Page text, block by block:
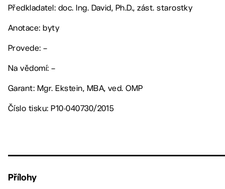
Předkladatel: doc. Ing. David, Ph.D., zást. starostky
Anotace: byty
Provede: –
Na vědomí: –
Garant: Mgr. Ekstein, MBA, ved. OMP
Číslo tisku: P10-040730/2015
Přílohy